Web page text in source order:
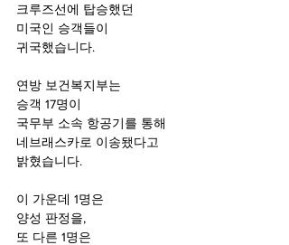
크루즈선에 탑승했던
미국인 승객들이
귀국했습니다.
연방 보건복지부는
승객 17명이
국무부 소속 항공기를 통해
네브래스카로 이송됐다고
밝혔습니다.
이 가운데 1명은
양성 판정을,
또 다른 1명은